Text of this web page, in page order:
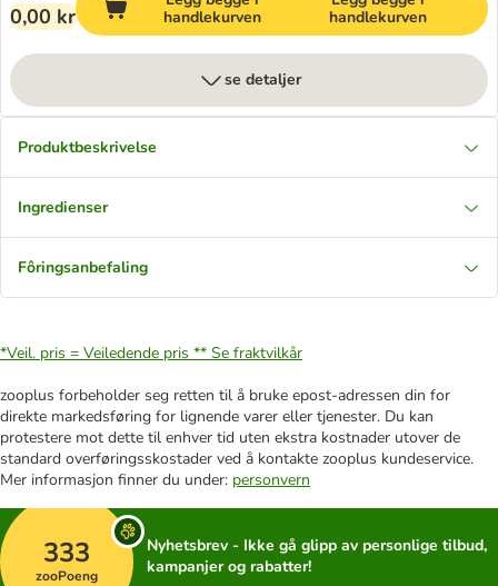
0,00 kr
handlekurven
handlekurven
se detaljer
Produktbeskrivelse
Ingredienser
Fôringsanbefaling
*Veil. pris = Veiledende pris ** Se fraktvilkår
zooplus forbeholder seg retten til å bruke epost-adressen din for
direkte markedsføring for lignende varer eller tjenester. Du kan
protestere mot dette til enhver tid uten ekstra kostnader utover de
standard overføringsskostader ved å kontakte zooplus kundeservice.
Mer informasjon finner du under: personvern
333
zooPoeng
Nyhetsbrev - Ikke gå glipp av personlige tilbud,
kampanjer og rabatter!